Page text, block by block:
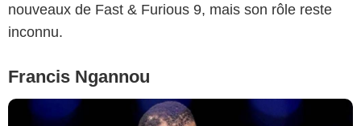
nouveaux de Fast & Furious 9, mais son rôle reste
inconnu.
Francis Ngannou